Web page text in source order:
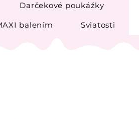
Darčekové poukážky
balením Sviatosti